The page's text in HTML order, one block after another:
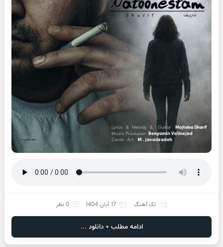
تک آهنگ 17 آبان 1404 0 نظر
ادامه مطلب + دانلود ...